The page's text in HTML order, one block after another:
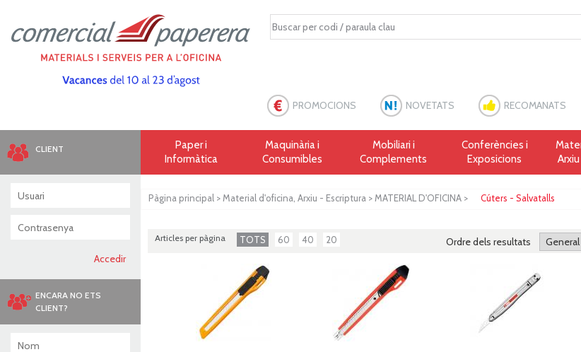
PROMOCIONS NOVETATS RECOMANATS
Paper i
Informàtica
Maquinària i
Consumibles
Mobiliari i
Complements
Conferències i
Exposicions
Pàgina principal > Material d'oficina, Arxiu - Escriptura > MATERIAL D'OFICINA > Cúters - Salvatalls
Articles per pàgina TOTS 60 40 20 Ordre dels resultats
CLIENT
ENCARA NO ETS
CLIENT?